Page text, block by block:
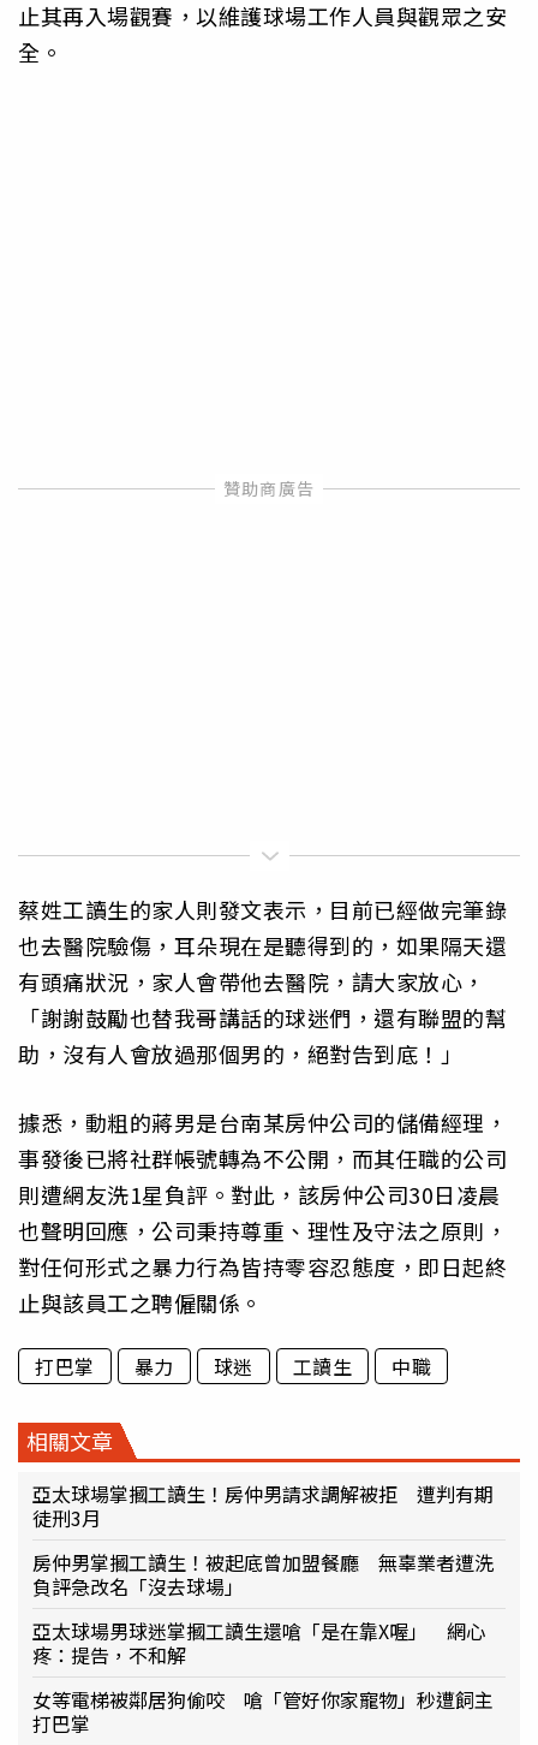
止其再入場觀賽，以維護球場工作人員與觀眾之安
全。
蔡姓工讀生的家人則發文表示，目前已經做完筆錄
也去醫院驗傷，耳朵現在是聽得到的，如果隔天還
有頭痛狀況，家人會帶他去醫院，請大家放心，
「謝謝鼓勵也替我哥講話的球迷們，還有聯盟的幫
助，沒有人會放過那個男的，絕對告到底！」
據悉，動粗的蔣男是台南某房仲公司的儲備經理，
事發後已將社群帳號轉為不公開，而其任職的公司
則遭網友洗1星負評。對此，該房仲公司30日凌晨
也聲明回應，公司秉持尊重、理性及守法之原則，
對任何形式之暴力行為皆持零容忍態度，即日起終
止與該員工之聘僱關係。
打巴掌 暴力 球迷 工讀生 中職
相關文章
亞太球場掌摑工讀生！房仲男請求調解被拒 遭判有期
徒刑3月
房仲男掌摑工讀生！被起底曾加盟餐廳 無辜業者遭洗
負評急改名「沒去球場」
亞太球場男球迷掌摑工讀生還嗆「是在靠X喔」 網心
疼：提告，不和解
女等電梯被鄰居狗偷咬 嗆「管好你家寵物」秒遭飼主
打巴掌